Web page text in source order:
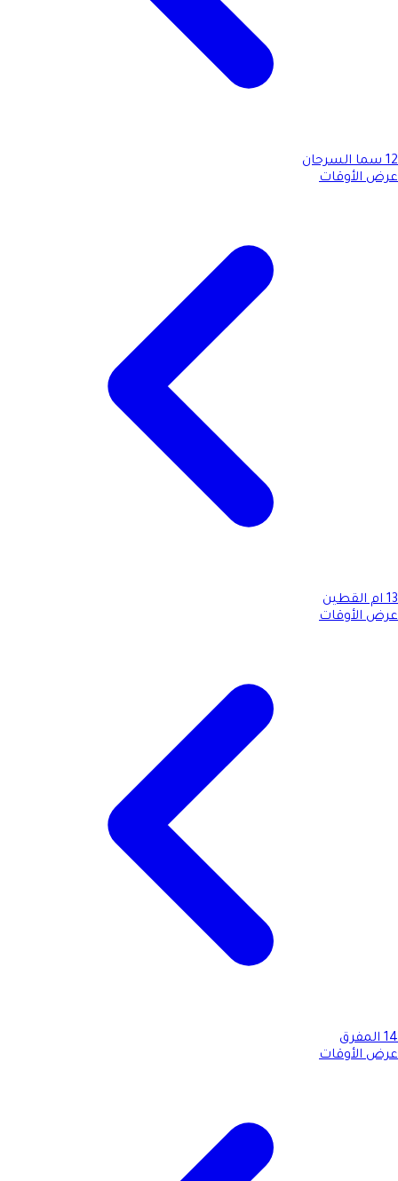
12 سما السرحان
عرض الأوقات
13 ام القطين
عرض الأوقات
14 المفرق
عرض الأوقات